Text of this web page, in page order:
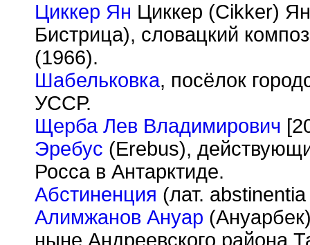
Циккер Ян Циккер (Cikker)
Бистрица), словацкий
(1966).
Шабельковка, посёлок
УССР.
Щерба Лев Владимирович
Эребус (Erebus),
Росса в Антарктиде.
Абстиненция (лат.
Алимжанов Ануар
ныне Андреевского района